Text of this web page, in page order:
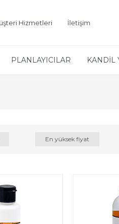
Hizmetleri İletişim
PLANLAYICILAR KANDİL
En yüksek fiyat